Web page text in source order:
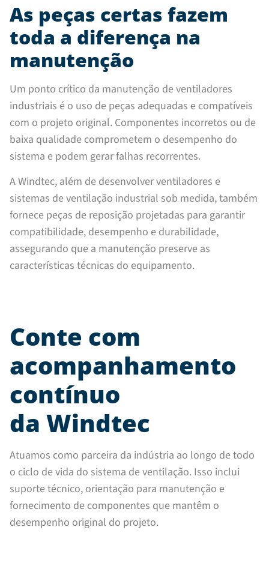
As peças certas fazem
toda a diferença na
manutenção
Um ponto crítico da manutenção de ventiladores
industriais é o uso de peças adequadas e compatíveis
com o projeto original. Componentes incorretos ou de
baixa qualidade comprometem o desempenho do
sistema e podem gerar falhas recorrentes.
A Windtec, além de desenvolver ventiladores e
sistemas de ventilação industrial sob medida, também
fornece peças de reposição projetadas para garantir
compatibilidade, desempenho e durabilidade,
assegurando que a manutenção preserve as
características técnicas do equipamento.
Conte com
acompanhamento
contínuo
da Windtec
Atuamos como parceira da indústria ao longo de todo
o ciclo de vida do sistema de ventilação. Isso inclui
suporte técnico, orientação para manutenção e
fornecimento de componentes que mantêm o
desempenho original do projeto.